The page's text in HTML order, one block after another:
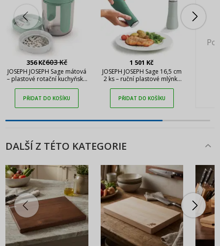
356 Kč603 Kč
JOSEPH JOSEPH Sage mátová
– plastové rotační kuchyňské
PŘIDAT DO KOŠÍKU
1 501 Kč
JOSEPH JOSEPH Sage 16,5 cm
2 ks – ruční plastové mlýnky
PŘIDAT DO KOŠÍKU
DALŠÍ Z TÉTO KATEGORIE